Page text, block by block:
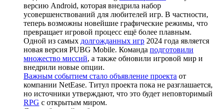
версию Android, которая внедрила набор
усовершенствований для любителей игр. В частности,
теперь возможны новейшие графические режимы, что
превращает игровой процесс ещё более плавным.
Одной из самых долгожданных игр 2024 года является
новая версия PUBG Mobile. Команда подготовили
множество миссий, а также обновили игровой мир и
внедрили новые опции.
Важным событием стало объявление проекта от
компании NetEase. Титул проекта пока не разглашается,
но источники утверждают, что это будет неповторимый
RPG с открытым миром.